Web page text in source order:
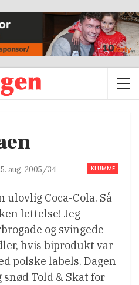
KLUMME
aug. 2005/34
ulovlig Coca-Cola. Så
lettelse! Jeg
og svingede
hvis biprodukt var
polske labels. Dagen
Told & Skat for